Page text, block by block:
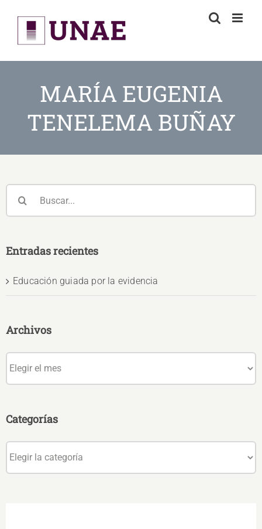
content
MARÍA EUGENIA
TENELEMA BUÑAY
Entradas recientes
Educación guiada por la evidencia
Archivos
Categorías